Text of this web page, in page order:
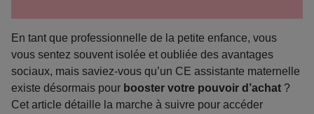
En tant que professionnelle de la petite enfance, vous
vous sentez souvent isolée et oubliée des avantages
sociaux, mais saviez-vous qu’un CE assistante maternelle
existe désormais pour booster votre pouvoir d’achat ?
Cet article détaille la marche à suivre pour accéder